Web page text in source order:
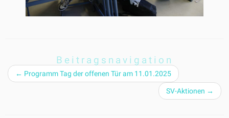
Beitragsnavigation
← Programm Tag der offenen Tür am 11.01.2025
SV-Aktionen →